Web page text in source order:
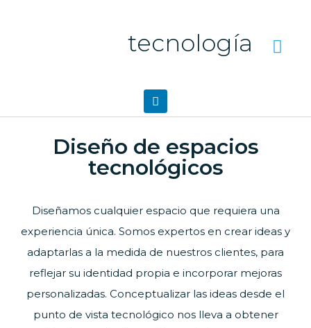
tecnología
Diseño de espacios
tecnológicos
Diseñamos cualquier espacio que requiera una
experiencia única. Somos expertos en crear ideas y
adaptarlas a la medida de nuestros clientes, para
reflejar su identidad propia e incorporar mejoras
personalizadas. Conceptualizar las ideas desde el
punto de vista tecnológico nos lleva a obtener